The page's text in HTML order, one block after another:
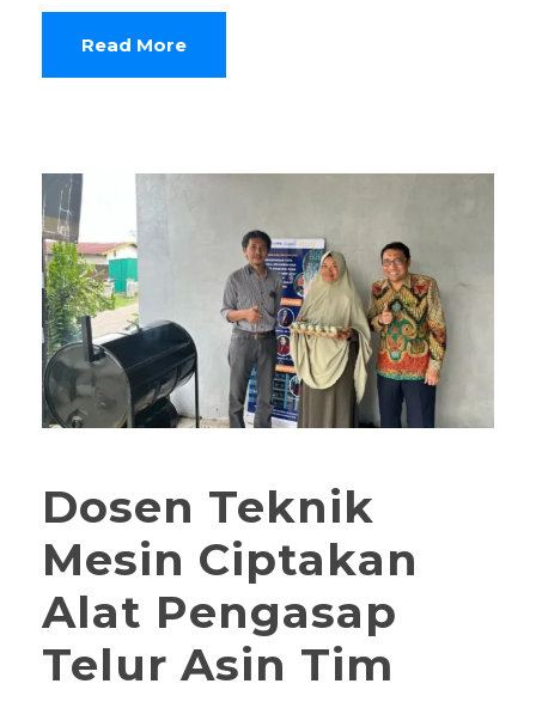
Read More
Dosen Teknik
Mesin Ciptakan
Alat Pengasap
Telur Asin Tim